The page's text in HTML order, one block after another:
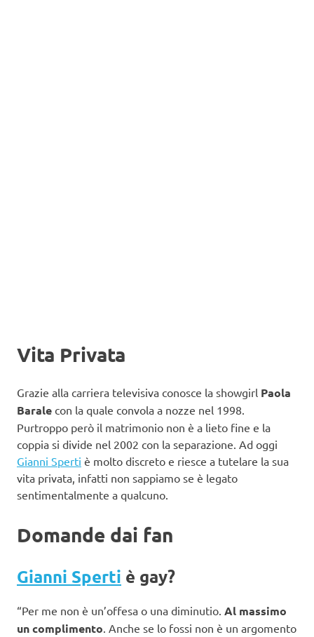
Vita Privata
Grazie alla carriera televisiva conosce la showgirl Paola
Barale con la quale convola a nozze nel 1998.
Purtroppo però il matrimonio non è a lieto fine e la
coppia si divide nel 2002 con la separazione. Ad oggi
Gianni Sperti è molto discreto e riesce a tutelare la sua
vita privata, infatti non sappiamo se è legato
sentimentalmente a qualcuno.
Domande dai fan
Gianni Sperti è gay?
“Per me non è un’offesa o una diminutio. Al massimo
un complimento . Anche se lo fossi non è un argomento